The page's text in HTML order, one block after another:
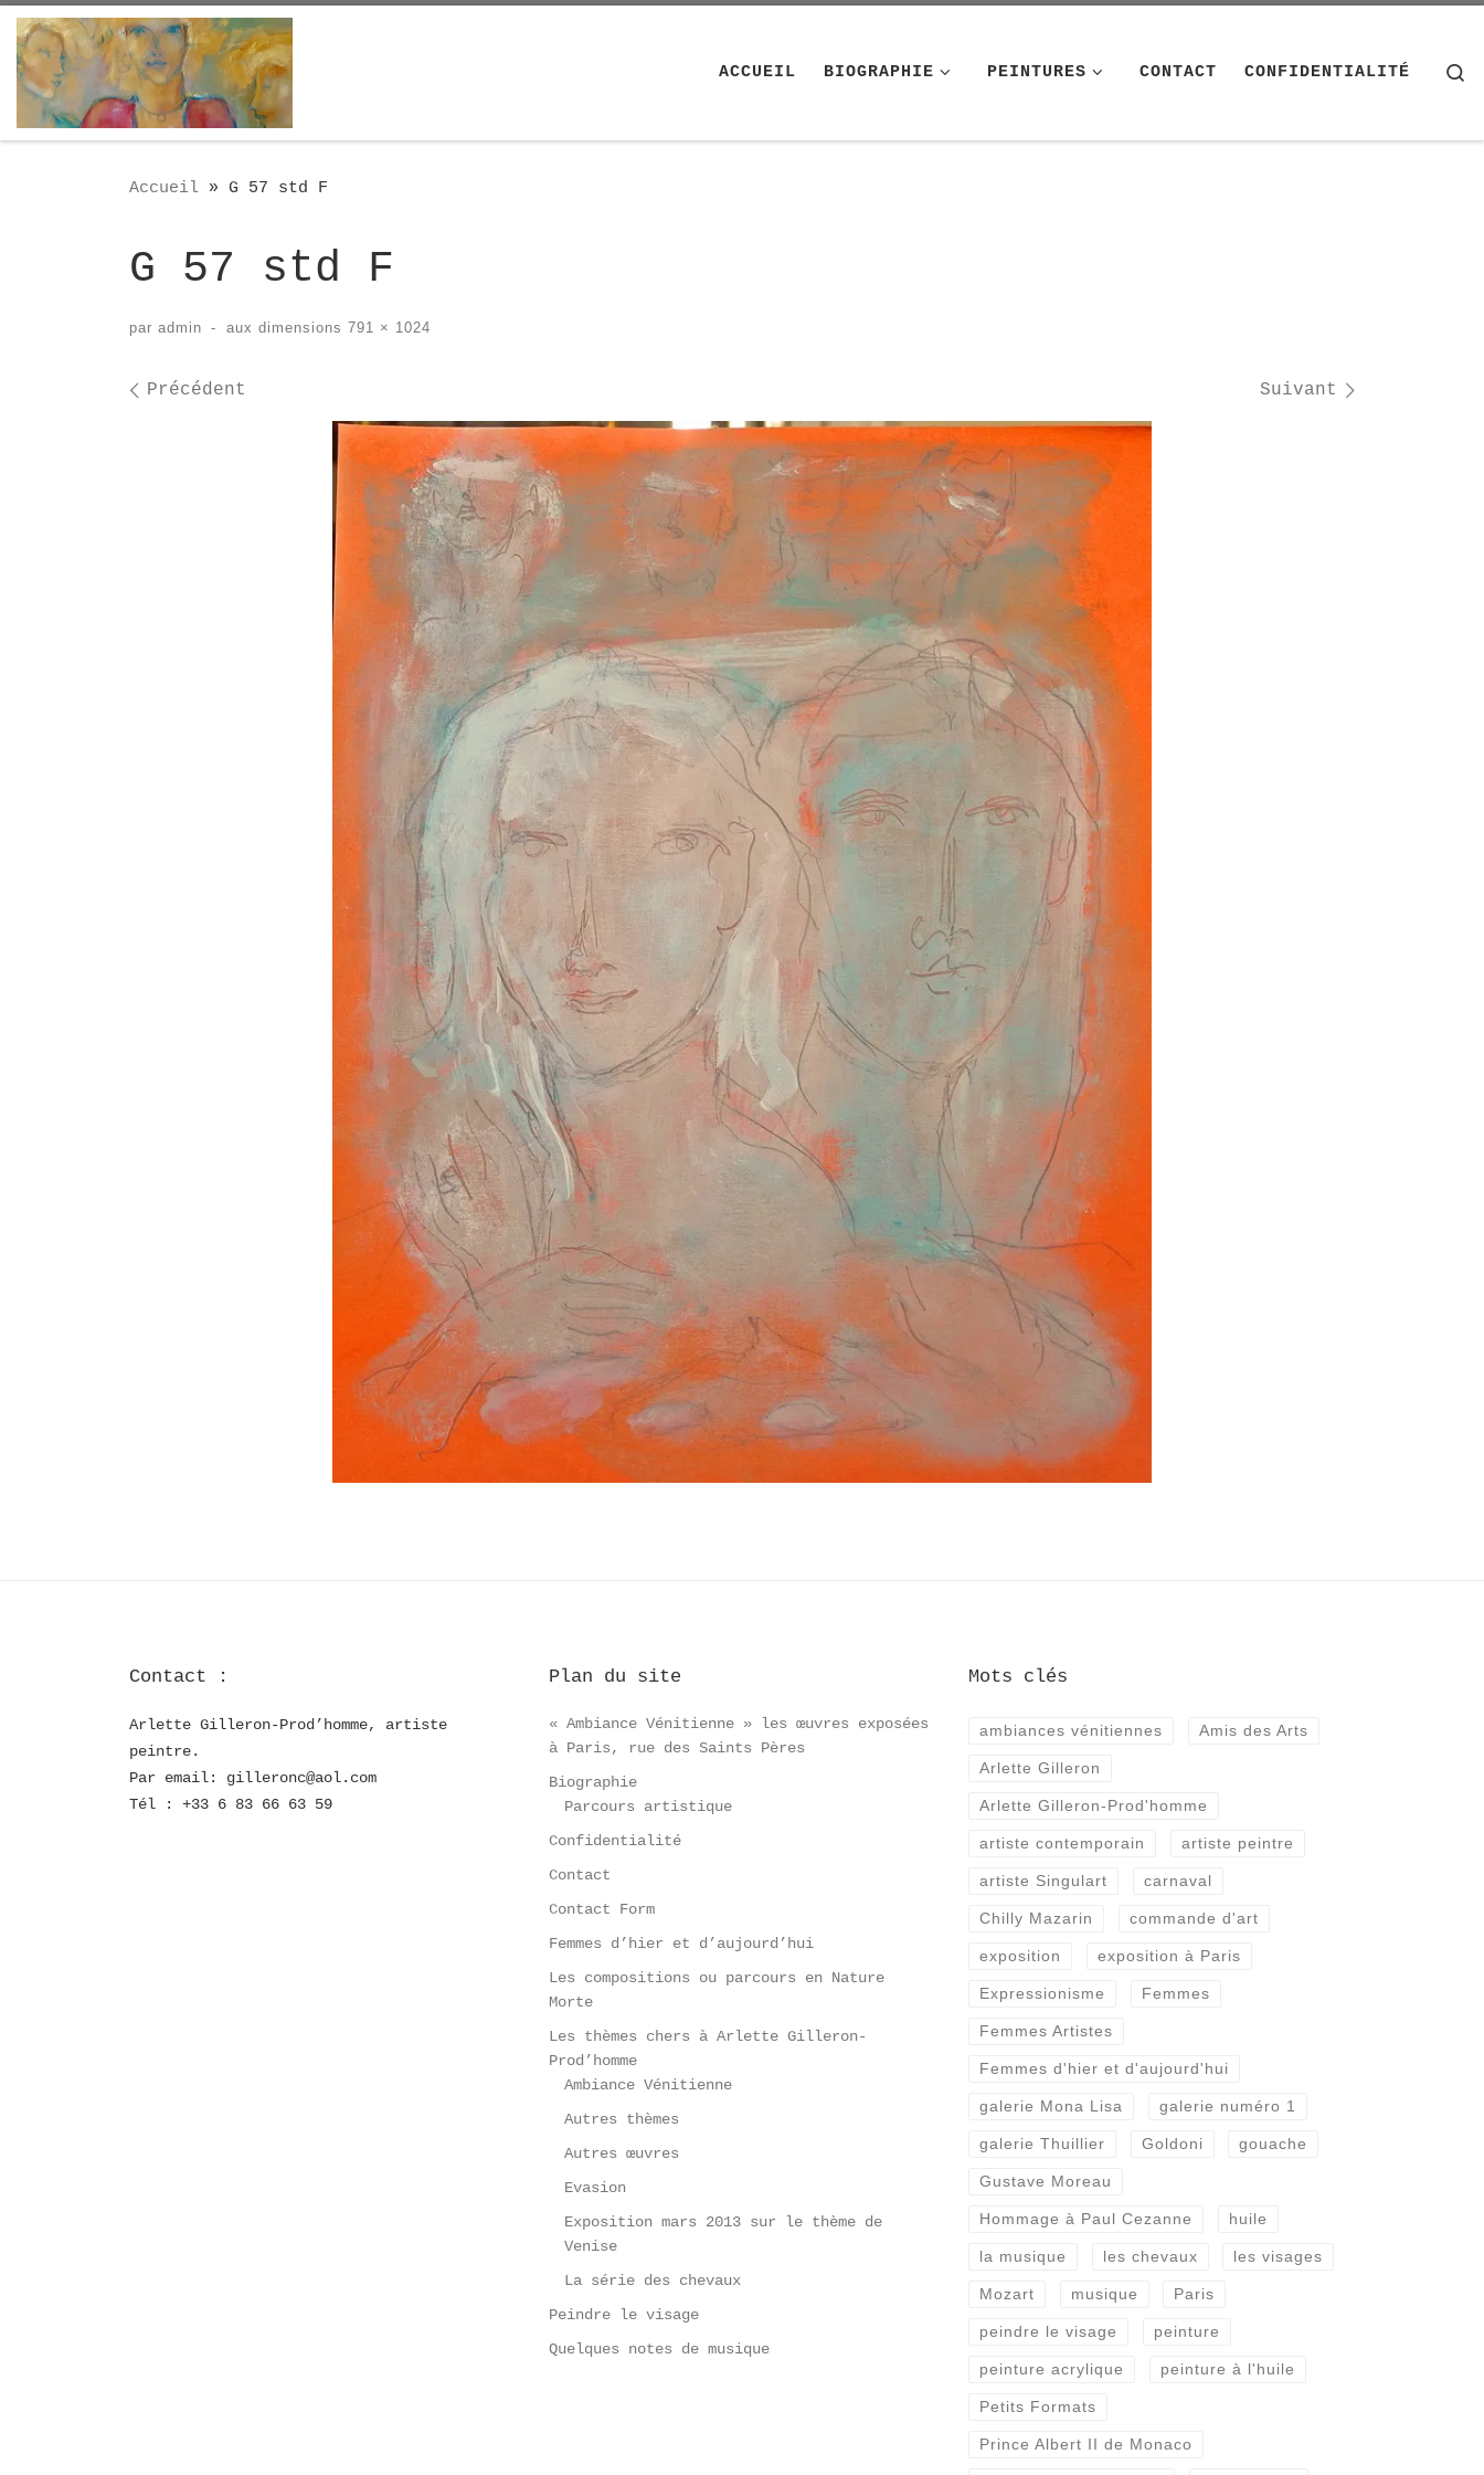
Passer au contenu
ACCUEIL BIOGRAPHIE PEINTURES CONTACT CONFIDENTIALITÉ
Accueil » G 57 std F
G 57 std F
par admin - aux dimensions 791 × 1024
Navigation des images
Précédent Suivant
Contact :
Arlette Gilleron-Prod’homme, artiste
peintre.
Par email: gilleronc@aol.com
Tél : +33 6 83 66 63 59
Plan du site
« Ambiance Vénitienne » les œuvres exposées
à Paris, rue des Saints Pères
Biographie
Parcours artistique
Confidentialité
Contact
Contact Form
Femmes d’hier et d’aujourd’hui
Les compositions ou parcours en Nature
Morte
Les thèmes chers à Arlette Gilleron-
Prod’homme
Ambiance Vénitienne
Autres thèmes
Autres œuvres
Evasion
Exposition mars 2013 sur le thème de
Venise
La série des chevaux
Peindre le visage
Quelques notes de musique
Mots clés
ambiances vénitiennes Amis des Arts
Arlette Gilleron
Arlette Gilleron-Prod'homme
artiste contemporain artiste peintre
artiste Singulart carnaval
Chilly Mazarin commande d'art
exposition exposition à Paris
Expressionisme Femmes
Femmes Artistes
Femmes d'hier et d'aujourd'hui
galerie Mona Lisa galerie numéro 1
galerie Thuillier Goldoni gouache
Gustave Moreau
Hommage à Paul Cezanne huile
la musique les chevaux les visages
Mozart musique Paris
peindre le visage peinture
peinture acrylique peinture à l'huile
Petits Formats
Prince Albert II de Monaco